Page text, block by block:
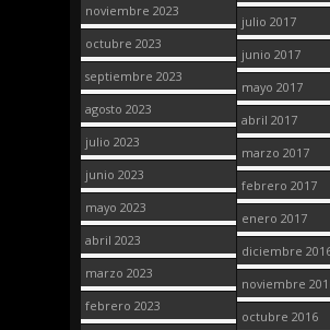
noviembre 2023
octubre 2023
septiembre 2023
agosto 2023
julio 2023
junio 2023
mayo 2023
abril 2023
marzo 2023
febrero 2023
julio 2017
junio 2017
mayo 2017
abril 2017
marzo 2017
febrero 2017
enero 2017
diciembre
noviembre
octubre 2016